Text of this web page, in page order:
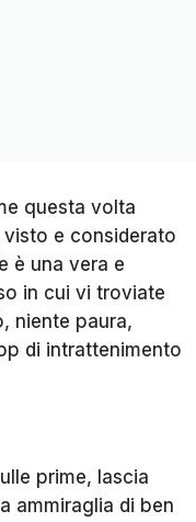
questa volta
visto e considerato
è una vera e
in cui vi troviate
niente paura,
di intrattenimento
prime, lascia
ammiraglia di ben